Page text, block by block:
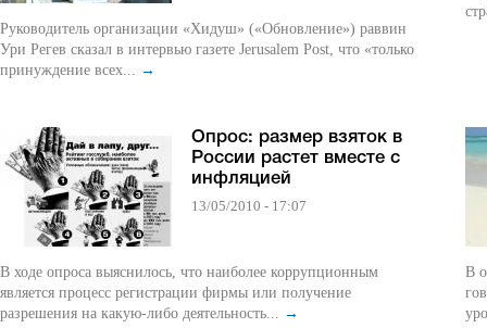
Руководитель организации «Хидуш» («Обновление») раввин
Ури Регев сказал в интервью газете Jerusalem Post, что «только
принуждение всех... →
Опрос: размер взяток в
России растет вместе с
инфляцией
13/05/2010 - 17:07
В ходе опроса выяснилось, что наиболее коррупционным
является процесс регистрации фирмы или получение
разрешения на какую-либо деятельность... →
В